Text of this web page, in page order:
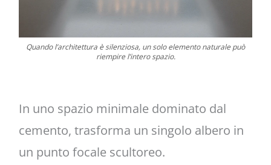
Quando l’architettura è silenziosa, un solo elemento naturale può
riempire l’intero spazio.
In uno spazio minimale dominato dal
cemento, trasforma un singolo albero in
un punto focale scultoreo.